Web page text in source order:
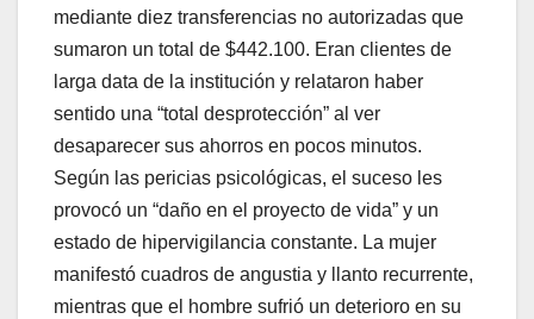
mediante diez transferencias no autorizadas que
sumaron un total de $442.100. Eran clientes de
larga data de la institución y relataron haber
sentido una “total desprotección” al ver
desaparecer sus ahorros en pocos minutos.
Según las pericias psicológicas, el suceso les
provocó un “daño en el proyecto de vida” y un
estado de hipervigilancia constante. La mujer
manifestó cuadros de angustia y llanto recurrente,
mientras que el hombre sufrió un deterioro en su